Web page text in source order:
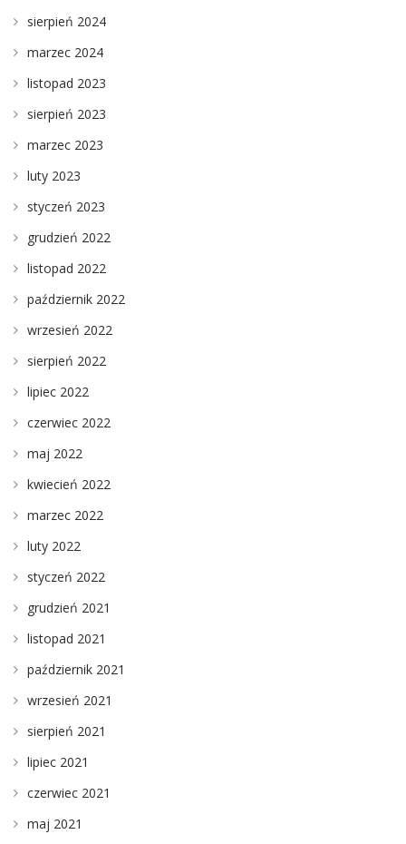
sierpień 2024
marzec 2024
listopad 2023
sierpień 2023
marzec 2023
luty 2023
styczeń 2023
grudzień 2022
listopad 2022
październik 2022
wrzesień 2022
sierpień 2022
lipiec 2022
czerwiec 2022
maj 2022
kwiecień 2022
marzec 2022
luty 2022
styczeń 2022
grudzień 2021
listopad 2021
październik 2021
wrzesień 2021
sierpień 2021
lipiec 2021
czerwiec 2021
maj 2021